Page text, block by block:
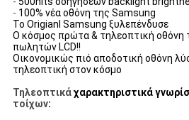
- 100% νέα οθόνη της Samsung
Το Origianl Samsung ξυλεπένδυσε
Ο κόσμος πρώτα & τηλεοπτική οθόνη
πωλητών LCD!!
Οικονομικώς πιό αποδοτική οθόνη
τηλεοπτική στον κόσμο
Τηλεοπτικάχαρακτηριστικά
τοίχων: